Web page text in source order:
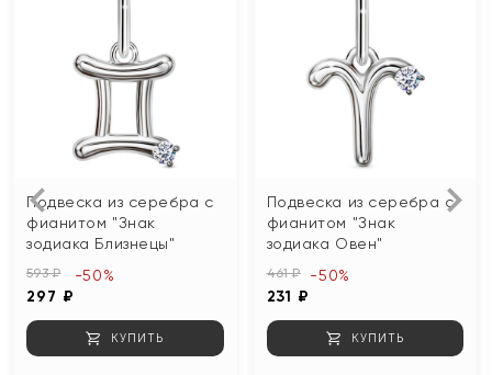
Подвеска из серебра с
фианитом "Знак
зодиака Близнецы"
593 ₽
297 ₽
-50%
КУПИТЬ
Подвеска из серебра с
фианитом "Знак
зодиака Овен"
461 ₽
231 ₽
-50%
КУПИТЬ